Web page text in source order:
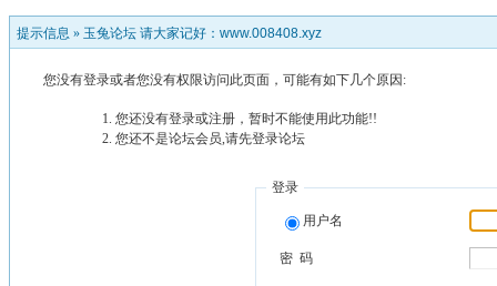
提示信息 » 玉兔论坛 请大家记好：www.008408.xyz
您没有登录或者您没有权限访问此页面，可能有如下几个原因:
您还没有登录或注册，暂时不能使用此功能!!
您还不是论坛会员,请先登录论坛
登录
用户名
密 码